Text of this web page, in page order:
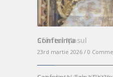
Sfântul Masul
23rd martie 2026 / 0